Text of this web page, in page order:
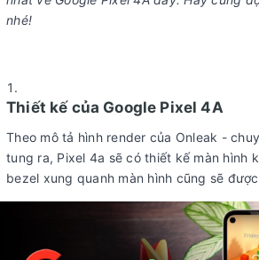
nhé!
Thiết kế của Google Pixel 4A
Theo mô tả hình render của Onleak -
tung ra, Pixel 4a sẽ có thiết kế màn hình
bezel xung quanh màn hình cũng sẽ